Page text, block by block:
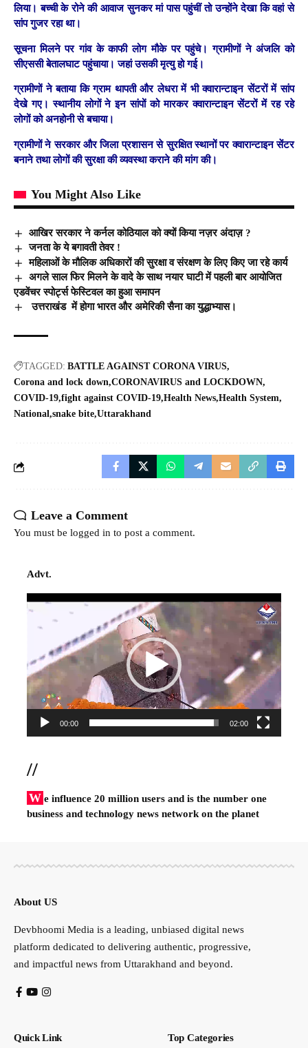
लिया। बच्ची के रोने की आवाज सुनकर मां पास पहुंचीं तो उन्होंने देखा कि वहां से
सांप गुजर रहा था।
सूचना मिलने पर गांव के काफी लोग मौके पर पहुंचे। ग्रामीणों ने अंजलि को
सीएससी बेतालघाट पहुंचाया। जहां उसकी मृत्यु हो गई।
ग्रामीणों ने बताया कि ग्राम थापती और लेधरा में भी क्वारान्टाइन सेंटरों में सांप
देखे गए। स्थानीय लोगों ने इन सांपों को मारकर क्वारान्टाइन सेंटरों में रह रहे
लोगों को अनहोनी से बचाया।
ग्रामीणों ने सरकार और जिला प्रशासन से सुरक्षित स्थानों पर क्वारान्टाइन सेंटर
बनाने तथा लोगों की सुरक्षा की व्यवस्था कराने की मांग की।
You Might Also Like
आखिर सरकार ने कर्नल कोठियाल को क्यों किया नज़र अंदाज़ ?
जनता के ये बगावती तेवर !
महिलाओं के मौलिक अधिकारों की सुरक्षा व संरक्षण के लिए किए जा रहे कार्य
अगले साल फिर मिलने के वादे के साथ नयार घाटी में पहली बार आयोजित
एडवेंचर स्पोर्ट्स फेस्टिवल का हुआ समापन
उत्तराखंड में होगा भारत और अमेरिकी सैना का युद्धाभ्यास।
TAGGED: BATTLE AGAINST CORONA VIRUS
Corona and lock down CORONAVIRUS and LOCKDOWN
COVID-19 fight against COVID-19 Health News Health System
National snake bite Uttarakhand
Leave a Comment
You must be logged in to post a comment.
Advt.
Video
00:00 02:00
//
W e influence 20 million users and is the number one
business and technology news network on the planet
About US
Devbhoomi Media is a leading, unbiased digital news
platform dedicated to delivering authentic, progressive,
and impactful news from Uttarakhand and beyond.
Quick Link Top Categories